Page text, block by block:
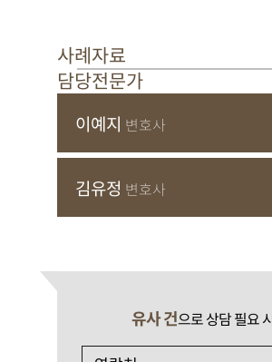
사례자료
담당전문가
이예지 변호사
김유정 변호사
유사 건으로 상담 필요 시